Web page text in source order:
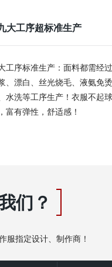
大工序超标准生产
工序标准生产：面料都需经
、漂白、丝光烧毛、液氨免
水洗等工序生产！衣服不起
富有弹性，舒适感！
们？
服指定设计、制作商！